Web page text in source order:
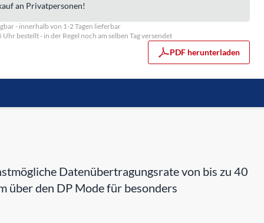
an Privatpersonen!
- innerhalb von 1-2 Tagen lieferbar
Uhr bestellt - in der Regel noch am selben Tag versendet
PDF herunterladen
Datenübertragungsrate von bis zu 40
über den DP Mode für besonders